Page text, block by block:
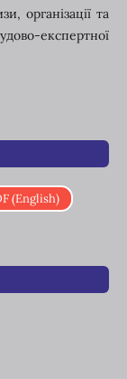
організації та
експертної
(English)